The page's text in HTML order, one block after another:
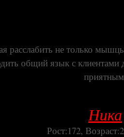
расслабить не только
общий язык с
Ника
Рост:172,